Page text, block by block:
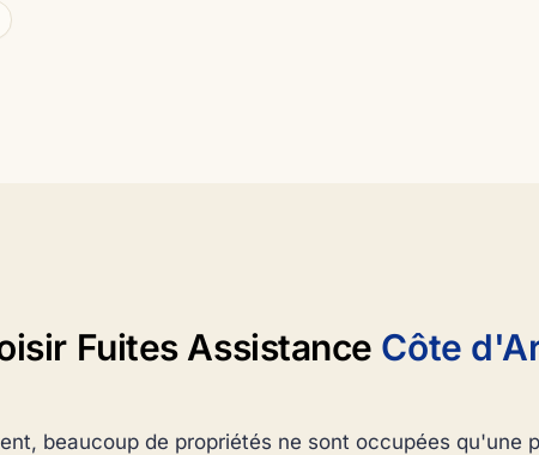
Fuites Assistance Côte
beaucoup de propriétés ne sont occupées qu'une